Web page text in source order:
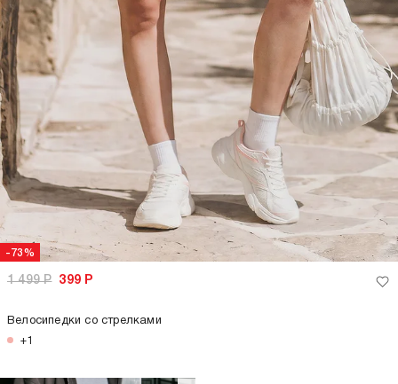
-73%
1 499Р 399 Р
Велосипедки со стрелками
+1